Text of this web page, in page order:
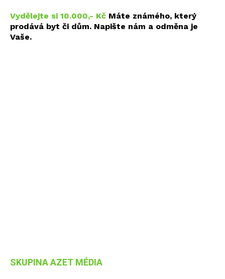
Vydělejte si 10.000,- Kč Máte známého, který
prodává byt či dům. Napište nám a odměna je
Vaše.
SKUPINA AZET MÉDIA